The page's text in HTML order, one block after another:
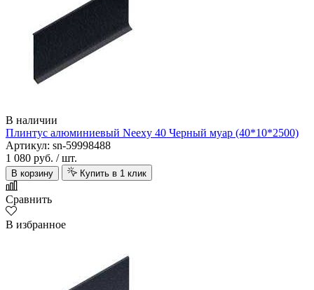
В наличии
Плинтус алюминиевый Neexy 40 Черный муар (40*10*2500)
Артикул: sn-59998488
1 080 руб. / шт.
В корзину Купить в 1 клик
Сравнить
В избранное